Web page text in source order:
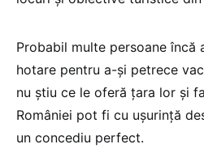
Probabil multe persoane încă
hotare pentru a-și petrece
nu știu ce le oferă țara lor și
României pot fi cu ușurință
un concediu perfect.